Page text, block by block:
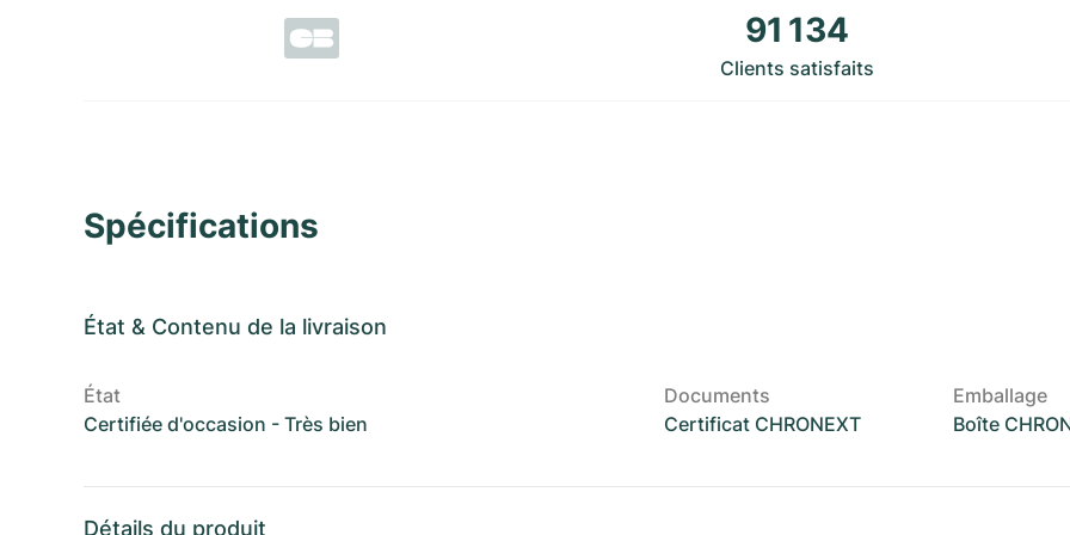
91 134
Clients satisfaits
Spécifications
État & Contenu de la livraison
État
Certifiée d'occasion - Très bien
Documents
Certificat CHRONEXT
Emballage
Boîte
Détails du produit